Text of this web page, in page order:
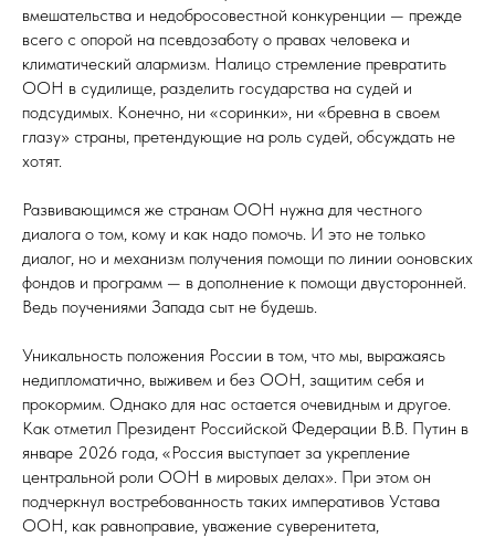
вмешательства и недобросовестной конкуренции — прежде
всего с опорой на псевдозаботу о правах человека и
климатический алармизм. Налицо стремление превратить
ООН в судилище, разделить государства на судей и
подсудимых. Конечно, ни «соринки», ни «бревна в своем
глазу» страны, претендующие на роль судей, обсуждать не
хотят.
Развивающимся же странам ООН нужна для честного
диалога о том, кому и как надо помочь. И это не только
диалог, но и механизм получения помощи по линии ооновских
фондов и программ — в дополнение к помощи двусторонней.
Ведь поучениями Запада сыт не будешь.
Уникальность положения России в том, что мы, выражаясь
недипломатично, выживем и без ООН, защитим себя и
прокормим. Однако для нас остается очевидным и другое.
Как отметил Президент Российской Федерации В.В. Путин в
январе 2026 года, «Россия выступает за укрепление
центральной роли ООН в мировых делах». При этом он
подчеркнул востребованность таких императивов Устава
ООН, как равноправие, уважение суверенитета,